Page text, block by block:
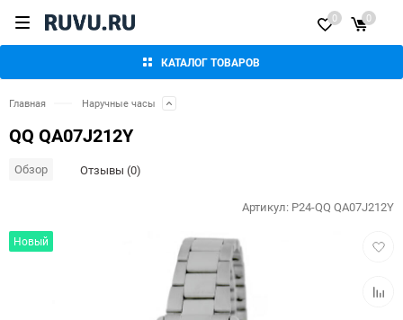
КАТАЛОГ ТОВАРОВ
0 0
Главная Наручные часы
QQ QA07J212Y
Обзор Отзывы (0)
Новый
Артикул: P24-QQ QA07J212Y